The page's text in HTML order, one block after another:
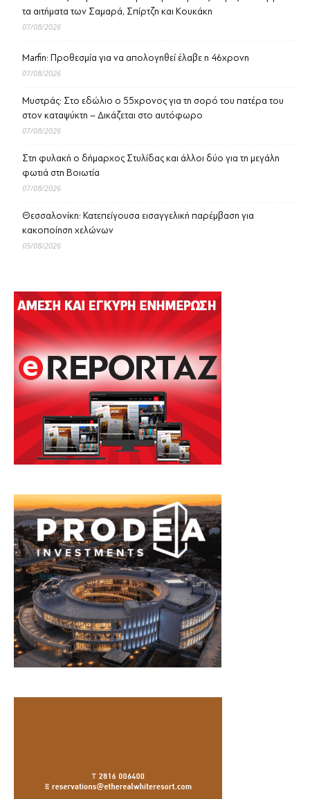
τα αιτήματα των Σαμαρά, Σπίρτζη και Κουκάκη
07/08/2026
Marfin: Προθεσμία για να απολογηθεί έλαβε η 46χρονη
07/08/2026
Μυστράς: Στο εδώλιο ο 55χρονος για τη σορό του πατέρα του
στον καταψύκτη – Δικάζεται στο αυτόφωρο
07/08/2026
Στη φυλακή ο δήμαρχος Στυλίδας και άλλοι δύο για τη μεγάλη
φωτιά στη Βοιωτία
07/08/2026
Θεσσαλονίκη: Κατεπείγουσα εισαγγελική παρέμβαση για
κακοποίηση χελώνων
05/08/2026